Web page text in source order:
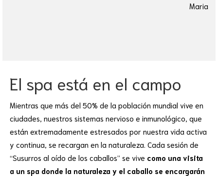
Maria
El spa está en el campo
Mientras que más del 50% de la población mundial vive en
ciudades, nuestros sistemas nervioso e inmunológico, que
están extremadamente estresados ​​por nuestra vida activa
y continua, se recargan en la naturaleza. Cada sesión de
“Susurros al oído de los caballos” se vive como una visita
a un spa donde la naturaleza y el caballo se encargarán